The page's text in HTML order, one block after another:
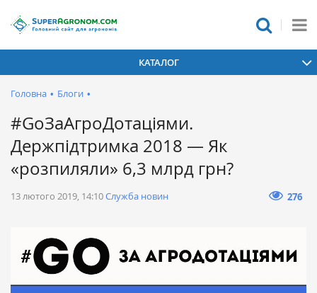
КАТАЛОГ
Головна • Блоги •
#GoЗаАгроДотаціями.
Держпідтримка 2018 — Як
«розпиляли» 6,3 млрд грн?
13 лютого 2019, 14:10Служба новин 276